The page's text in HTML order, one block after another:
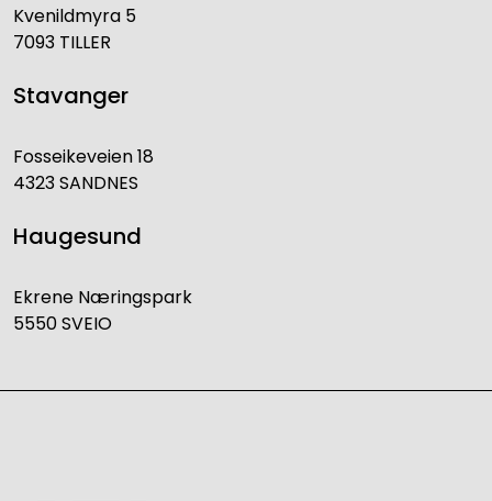
Kvenildmyra 5
7093 TILLER
Stavanger
Fosseikeveien 18
4323 SANDNES
Haugesund
Ekrene Næringspark
5550 SVEIO